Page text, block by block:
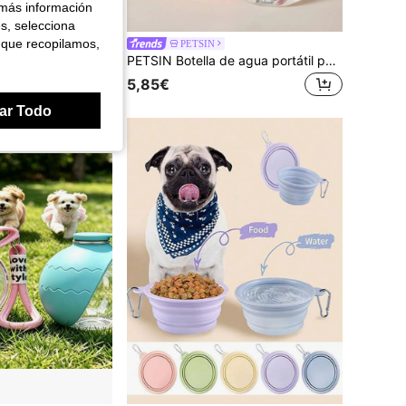
2 piezas Botella de agua plegable para mascotas con tazón portátil, escala de capacidad visible, adecuada para pasear perros al aire libre PETSIN
PETSIN Botella de agua portátil para perros pequeños y grandes, gatos, para uso al aire libre, a prueba de fugas, comedero portátil para caminar, suministros para Chihuahuas, Bulldogs Franceses
5,85€
información
selecciona
recopilamos,
Todo